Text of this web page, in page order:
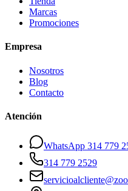
Marcas
Promociones
Empresa
Nosotros
Blog
Contacto
Atención
WhatsApp 314 779
314 779 2529